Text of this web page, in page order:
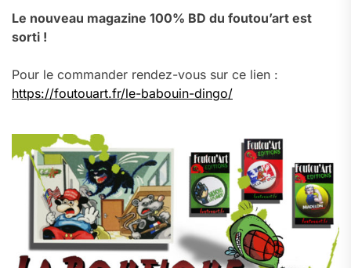
Le nouveau magazine 100% BD du foutou’art est
sorti !
Pour le commander rendez-vous sur ce lien :
https://foutouart.fr/le-babouin-dingo/